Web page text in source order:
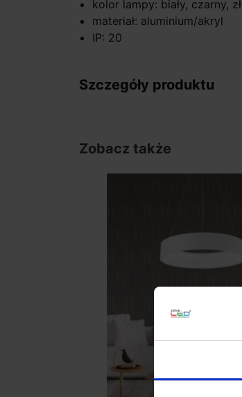
kolor lampy: biały, czarny,
materiał: aluminium/akryl
IP: 20
Szczegóły produktu
Zobacz także